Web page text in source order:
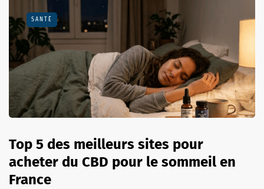
SANTÉ
Top 5 des meilleurs sites pour
acheter du CBD pour le sommeil en
France